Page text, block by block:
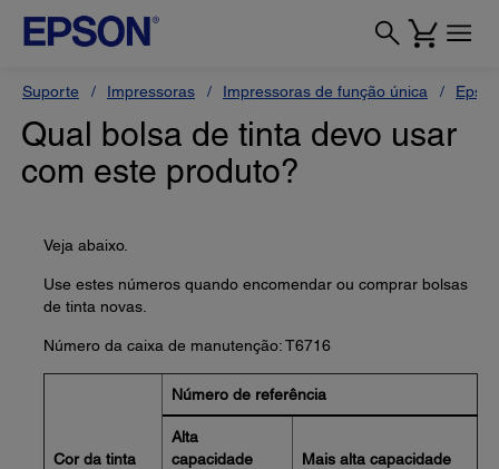
Suporte Impressoras Impressoras de função única
Qual bolsa de tinta devo usar
com este produto?
Veja abaixo.
Use estes números quando encomendar ou comprar bolsas
de tinta novas.
Número da caixa de manutenção: T6716
Cor da tinta
Número de referência
Alta
capacidade
Mais alta capacidade